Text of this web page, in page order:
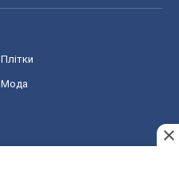
Плітки
Мода